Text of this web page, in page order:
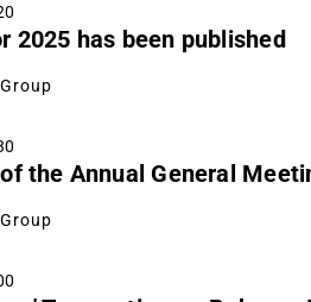
2025 has been published
the Annual General